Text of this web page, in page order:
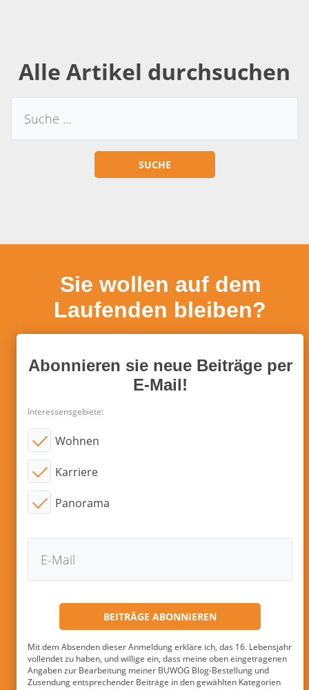
Alle Artikel durchsuchen
Sie wollen auf dem
Laufenden bleiben?
Abonnieren sie neue Beiträge per
E-Mail!
Interessensgebiete:
Wohnen
Karriere
Panorama
Mit dem Absenden dieser Anmeldung erkläre ich, das 16. Lebensjahr
vollendet zu haben, und willige ein, dass meine oben eingetragenen
Angaben zur Bearbeitung meiner BUWOG Blog-Bestellung und
Zusendung entsprechender Beiträge in den gewählten Kategorien